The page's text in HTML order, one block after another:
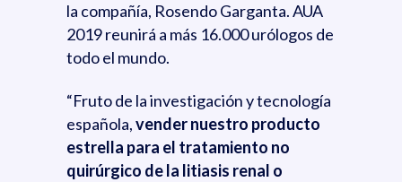
la compañía, Rosendo Garganta. AUA
2019 reunirá a más 16.000 urólogos de
todo el mundo.
“Fruto de la investigación y tecnología
española,vender nuestro producto
estrella para el tratamiento no
quirúrgico de la litiasis renal o